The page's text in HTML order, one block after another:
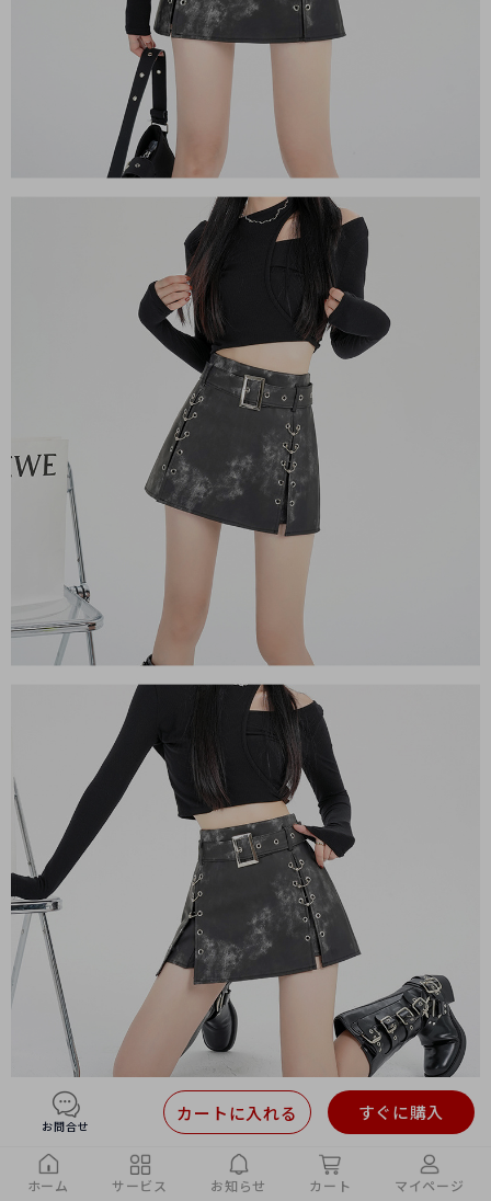
お問合せ
すぐに購入
カートに入れる
ホーム サービス お知らせ カート マイページ